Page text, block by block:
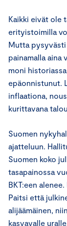
Kaikki eivät ole
erityistoimilla
Mutta
painamalla aina
moni
epäonnistunut.
inflaationa,
kurittavana
Suomen
ajatteluun.
Suomen koko
tasapainossa
BKT:een
Paitsi että
alijäämäinen,
kasvavalle